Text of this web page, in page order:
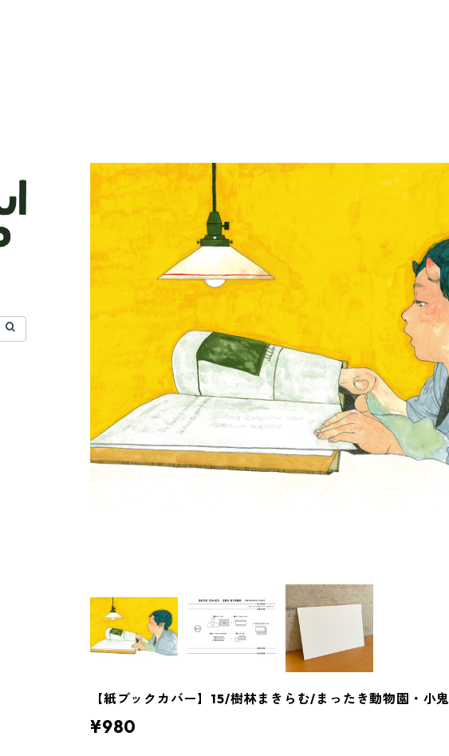
【紙ブックカバー】15/樹林まきらむ/まったき動物園・小鬼
¥980